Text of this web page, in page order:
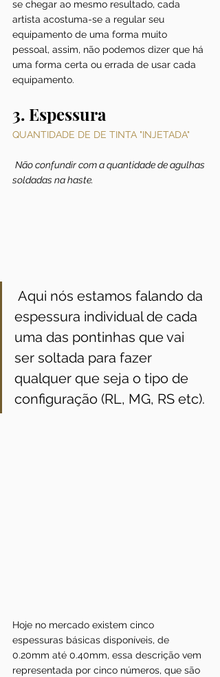
se chegar ao mesmo resultado, cada
artista acostuma-se a regular seu
equipamento de uma forma muito
pessoal, assim, não podemos dizer que há
uma forma certa ou errada de usar cada
equipamento.
3. Espessura
QUANTIDADE DE DE TINTA "INJETADA"
Não confundir com a quantidade de agulhas
soldadas na haste.
espessura individual de cada
uma das pontinhas que vai
ser soltada para fazer
qualquer que seja o tipo de
configuração (RL, MG, RS etc).
Hoje no mercado existem cinco
espessuras básicas disponíveis, de
0.20mm até 0.40mm, essa descrição vem
representada por cinco números, que são